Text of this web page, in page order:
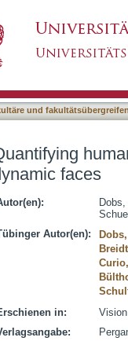
und
faces
Autor(en):
in: